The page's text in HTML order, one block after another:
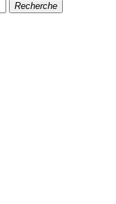
Recherche